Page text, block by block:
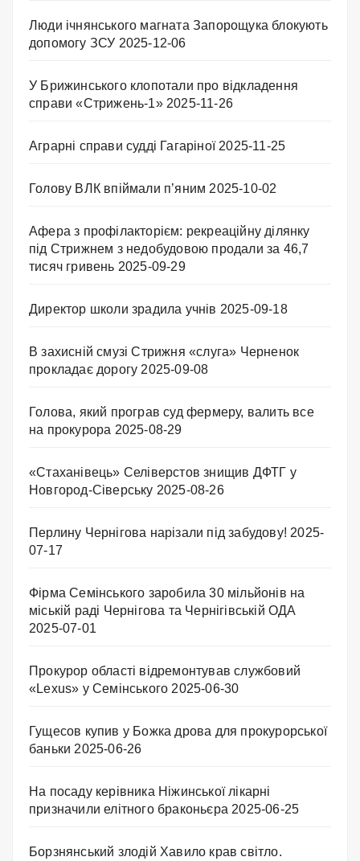
Люди ічнянського магната Запорощука блокують
допомогу ЗСУ 2025-12-06
У Брижинського клопотали про відкладення
справи «Стрижень-1» 2025-11-26
Аграрні справи судді Гагаріної 2025-11-25
Голову ВЛК впіймали п’яним 2025-10-02
Афера з профілакторієм: рекреаційну ділянку
під Стрижнем з недобудовою продали за 46,7
тисяч гривень 2025-09-29
Директор школи зрадила учнів 2025-09-18
В захисній смузі Стрижня «слуга» Черненок
прокладає дорогу 2025-09-08
Голова, який програв суд фермеру, валить все
на прокурора 2025-08-29
«Стаханівець» Селіверстов знищив ДФТГ у
Новгород-Сіверську 2025-08-26
Перлину Чернігова нарізали під забудову! 2025-
07-17
Фірма Семінського заробила 30 мільйонів на
міській раді Чернігова та Чернігівській ОДА
2025-07-01
Прокурор області відремонтував службовий
«Lexus» у Семінського 2025-06-30
Гущесов купив у Божка дрова для прокурорської
баньки 2025-06-26
На посаду керівника Ніжинської лікарні
призначили елітного браконьєра 2025-06-25
Борзнянський злодій Хавило крав світло.